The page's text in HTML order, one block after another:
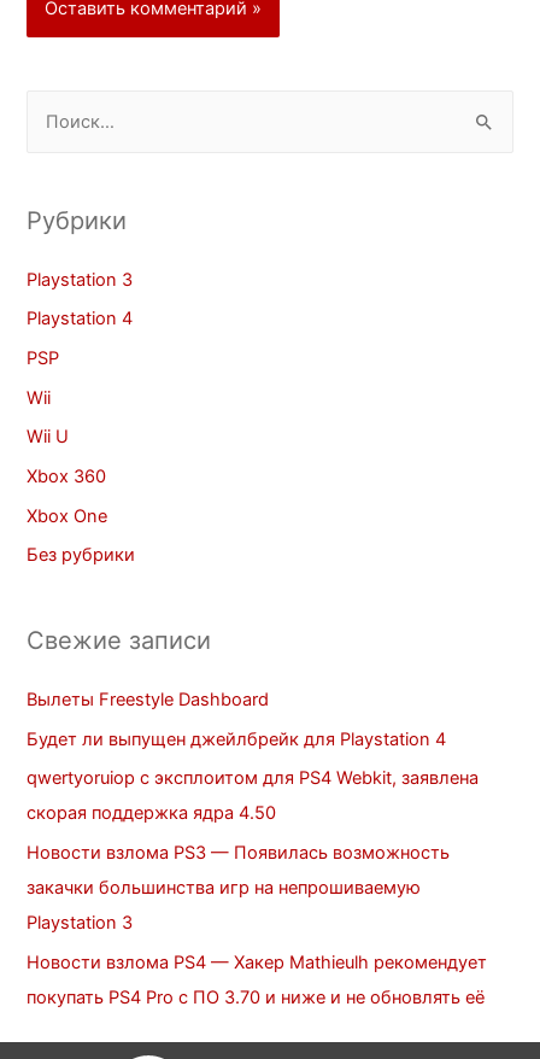
Рубрики
Playstation 3
Playstation 4
PSP
Wii
Wii U
Xbox 360
Xbox One
Без рубрики
Свежие записи
Вылеты Freestyle Dashboard
Будет ли выпущен джейлбрейк для Playstation 4
qwertyoruiop с эксплоитом для PS4 Webkit, заявлена
скорая поддержка ядра 4.50
Новости взлома PS3 — Появилась возможность
закачки большинства игр на непрошиваемую
Playstation 3
Новости взлома PS4 — Хакер Mathieulh рекомендует
покупать PS4 Pro c ПО 3.70 и ниже и не обновлять её